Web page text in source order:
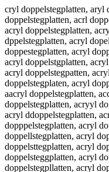
cryl doppelstegplatten, aryl doppelstegplatten, acyl doppelstegplatten, acrl doppelstegplatten, acry doppelstegplatten, acryl doppelstegplatten, acryl oppelstegplatten, acryl dppelstegplatten, acryl dopelstegplatten, acryl dopplstegplatten, acryl doppestegplatten, acryl doppeltegplatten, acryl doppelsegplatten, acryl doppelstgplatten, acryl doppelsteplatten, acryl doppelsteglatten, acryl doppelstegpatten, acryl doppelstegpltten, acryl doppelstegplaten, acryl doppelstegplattn, acryl doppelstegplatte, aacryl doppelstegplatten, accryl doppelstegplatten, acrryl doppelstegplatten, acryyl doppelstegplatten, acryll doppelstegplatten, acryl ddoppelstegplatten, acryl dooppelstegplatten, acryl dopppelstegplatten, acryl doppeelstegplatten, acryl doppellstegplatten, acryl doppelsstegplatten, acryl doppelsttegplatten, acryl doppelsteegplatten, acryl doppelsteggplatten, acryl doppelstegpplatten, acryl doppelstegpllatten, acryl doppelstegplaatten, acryl doppelstegplattten, acryl doppelstegplatteen, acryl doppelstegplattenn, caryl doppelstegplatten, arcyl doppelstegplatten, acyrl doppelstegplatten, acrly doppelstegplatten, acry ldoppelstegplatten, acryld oppelstegplatten, acryl odppelstegplatten, acryl dpopelstegplatten, acryl dopeplstegplatten, acryl dopplestegplatten, acryl doppesltegplatten, acryl doppeltsegplatten, acryl doppelsetgplatten, acryl doppelstgeplatten, acryl doppelstepglatten, acryl doppelsteglpatten, acryl doppelstegpaltten, acryl doppelstegpltaten, acryl doppelstegplatetn, acryl doppelstegplattne, acryldoppelstegplatten, qcryl doppelstegplatten, wcryl doppelstegplatten, zcryl doppelstegplatten, xcryl doppelstegplatten, a ryl doppelstegplatten, axryl doppelstegplatten, asryl doppelstegplatten, adryl doppelstegplatten, afryl doppelstegplatten, avryl doppelstegplatten, aceyl doppelstegplatten, acdyl doppelstegplatten, acfyl doppelstegplatten, acgyl doppelstegplatten, actyl doppelstegplatten, ac4yl doppelstegplatten, ac5yl doppelstegplatten, acrtl doppelstegplatten, acrgl doppelstegplatten, acrhl doppelstegplatten, acrjl doppelstegplatten, acrul doppelstegplatten, acr6l doppelstegplatten, acr7l doppelstegplatten, acryp doppelstegplatten, acryo doppelstegplatten, acryi doppelstegplatten, acryk doppelstegplatten, acrym doppelstegplatten, acryl xoppelstegplatten, acryl soppelstegplatten, acryl woppelstegplatten, acryl eoppelstegplatten, acryl roppelstegplatten, acryl foppelstegplatten, acryl voppelstegplatten, acryl coppelstegplatten, acryl dippelstegplatten, acryl dkppelstegplatten, acryl dlppelstegplatten, acryl dpppelstegplatten, acryl d9ppelstegplatten, acryl d0ppelstegplatten, acryl doopelstegplatten, acryl dolpelstegplatten, acryl doöpelstegplatten, acryl doüpelstegplatten, acryl do0pelstegplatten, acryl doßpelstegplatten, acryl dopoelstegplatten, acryl doplelstegplatten, acryl dopöelstegplatten, acryl dopüelstegplatten, acryl dop0elstegplatten, acryl dopßelstegplatten, acryl doppwlstegplatten, acryl doppslstegplatten, acryl doppdlstegplatten, acryl doppflstegplatten, acryl dopprlstegplatten, acryl dopp3lstegplatten, acryl dopp4lstegplatten, acryl doppepstegplatten, acryl doppeostegplatten, acryl doppeistegplatten, acryl doppekstegplatten, acryl doppemstegplatten, acryl doppelqtegplatten, acryl doppelwtegplatten, acryl doppeletegplatten, acryl doppelztegplatten, acryl doppelxtegplatten, acryl doppelctegplatten, acryl doppelsregplatten, acryl doppelsfegplatten, acryl doppelsgegplatten, acryl doppelshegplatten, acryl doppelsyegplatten, acryl doppels5egplatten, acryl doppels6egplatten, acryl doppelstwgplatten, acryl doppelstsgplatten, acryl doppelstdgplatten, acryl doppelstfgplatten, acryl doppelstrgplatten, acryl doppelst3gplatten, acryl doppelst4gplatten, acryl doppelsterplatten, acryl doppelstefplatten, acryl doppelstevplatten, acryl doppelstetplatten, acryl doppelstebplatten, acryl doppelsteyplatten, acryl doppelstehplatten, acryl doppelstenplatten, acryl doppelstegolatten, acryl doppelstegllatten, acryl doppelstegölatten, acryl doppelstegülatten, acryl doppelsteg0latten, acryl doppelstegßlatten, acryl doppelstegppatten, acryl doppelstegpoatten, acryl doppelstegpiatten, acryl doppelstegpkatten, acryl doppelstegpmatten, acryl doppelstegplqtten, acryl doppelstegplwtten, acryl doppelstegplztten, acryl doppelstegplxtten, acryl doppelstegplarten, acryl doppelstegplaften, acryl doppelstegplagten, acryl doppelstegplahten, acryl doppelstegplayten, acryl doppelstegpla5ten, acryl doppelstegpla6ten, acryl doppelstegplatren, acryl doppelstegplatfen, acryl doppelstegplatgen, acryl doppelstegplathen, acryl doppelstegplatyen, acryl doppelstegplat5en, acryl doppelstegplat6en, acryl doppelstegplattwn, acryl doppelstegplattsn, acryl doppelstegplattdn, acryl doppelstegplattfn, acryl doppelstegplattrn, acryl doppelstegplatt3n, acryl doppelstegplatt4n, acryl doppelstegplatte , acryl doppelstegplatteb, acryl doppelstegplatteg, acryl doppelstegplatteh, acryl doppelstegplattej, acryl doppelstegplattem, qacryl doppelstegplatten, aqcryl doppelstegplatten, wacryl doppelstegplatten, awcryl doppelstegplatten, zacryl doppelstegplatten, azcryl doppelstegplatten, xacryl doppelstegplatten, axcryl doppelstegplatten, a cryl doppelstegplatten, ac ryl doppelstegplatten, acxryl doppelstegplatten, ascryl doppelstegplatten, acsryl doppelstegplatten, adcryl doppelstegplatten, acdryl doppelstegplatten, afcryl doppelstegplatten, acfryl doppelstegplatten, avcryl